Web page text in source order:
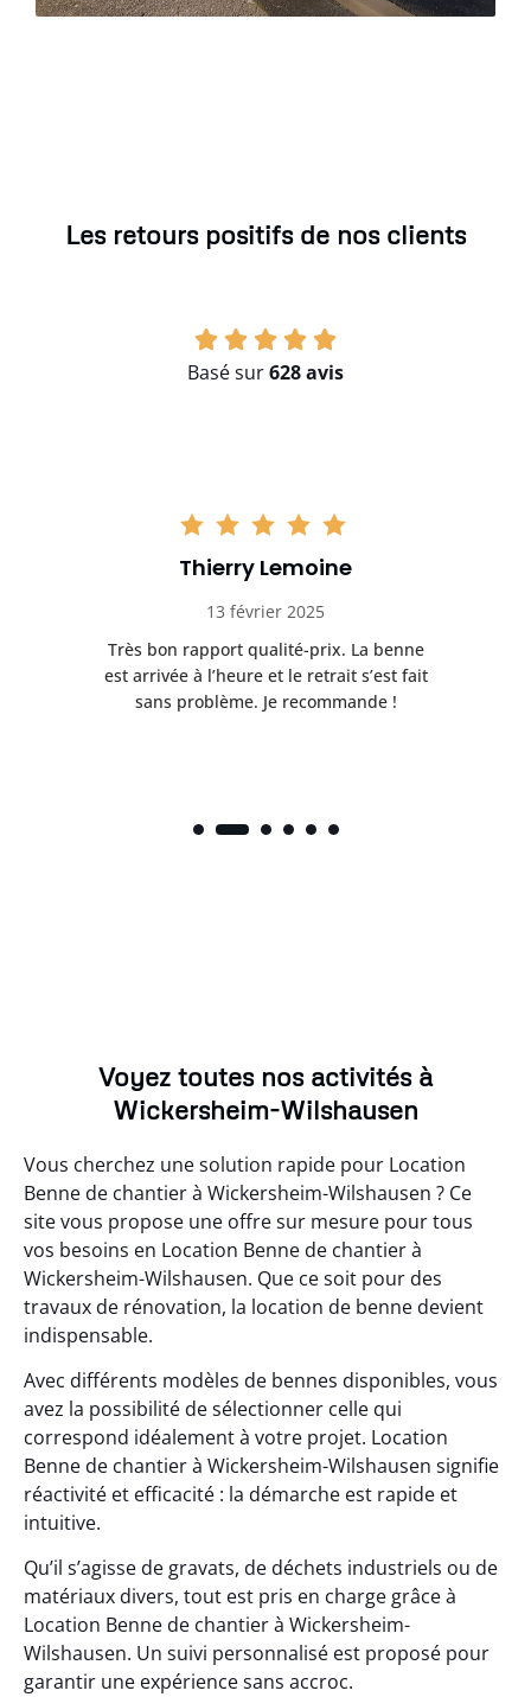
Les retours positifs de nos clients
Basé sur628 avis
Thierry Lemoine
13 février 2025
Très bon rapport qualité-prix. La benne
est arrivée à l’heure et le retrait s’est fait
sans problème. Je recommande !
Voyez toutes nos activités à
Wickersheim-Wilshausen
Vous cherchez une solution rapide pour Location
Benne de chantier à Wickersheim-Wilshausen ? Ce
site vous propose une offre sur mesure pour tous
vos besoins en Location Benne de chantier à
Wickersheim-Wilshausen. Que ce soit pour des
travaux de rénovation, la location de benne devient
indispensable.
Avec différents modèles de bennes disponibles, vous
avez la possibilité de sélectionner celle qui
correspond idéalement à votre projet. Location
Benne de chantier à Wickersheim-Wilshausen signifie
réactivité et efficacité : la démarche est rapide et
intuitive.
Qu’il s’agisse de gravats, de déchets industriels ou de
matériaux divers, tout est pris en charge grâce à
Location Benne de chantier à Wickersheim-
Wilshausen. Un suivi personnalisé est proposé pour
garantir une expérience sans accroc.